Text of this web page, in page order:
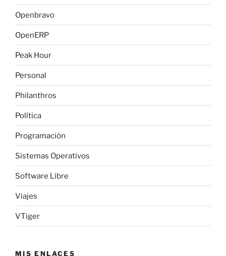
Openbravo
OpenERP
Peak Hour
Personal
Philanthros
Política
Programación
Sistemas Operativos
Software Libre
Viajes
VTiger
MIS ENLACES